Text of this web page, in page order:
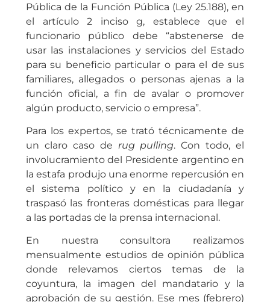
Pública de la Función Pública (Ley 25.188), en
el artículo 2 inciso g, establece que el
funcionario público debe “abstenerse de
usar las instalaciones y servicios del Estado
para su beneficio particular o para el de sus
familiares, allegados o personas ajenas a la
función oficial, a fin de avalar o promover
algún producto, servicio o empresa”.
Para los expertos, se trató técnicamente de
un claro caso de rug pulling. Con todo, el
involucramiento del Presidente argentino en
la estafa produjo una enorme repercusión en
el sistema político y en la ciudadanía y
traspasó las fronteras domésticas para llegar
a las portadas de la prensa internacional.
En nuestra consultora realizamos
mensualmente estudios de opinión pública
donde relevamos ciertos temas de la
coyuntura, la imagen del mandatario y la
aprobación de su gestión. Ese mes (febrero)